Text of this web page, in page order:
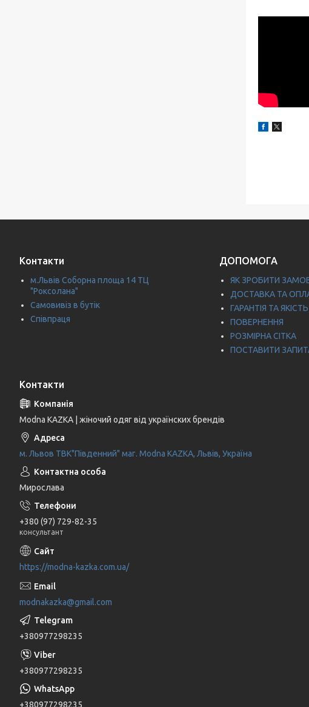
Контакти
м.Львів Соборна площа 14 ТЦ
"Роксолана"
Самовивіз в бутік
Співпраця
ДОПОМОГА
ЯК ЗРОБИТИ
ДОСТАВКА ТА
ГАРАНТІЯ ТА ЯКІСТЬ
ПОВЕРНЕННЯ
РОЗМІРНА СІТКА
ПОСТАВИТИ
Контакти
Modna KAZKA | жіночий одяг від українских брендів
м. Львов ТВК"Південний" маг. Modna KAZKA, Львів, Україна
Мирослава
+380 (97) 729-82-35
консультант
https://modna-kazka.com.ua/
modnakazka@gmail.com
+380977298235
+380977298235
+380977298235